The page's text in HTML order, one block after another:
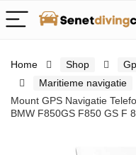
Home Shop
Maritieme navigatie
Mount GPS Navigatie
BMW F850GS F850 GS F